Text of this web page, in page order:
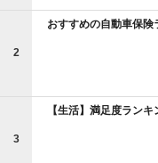
2
おすすめの自動車保険
3
【生活】満足度ラン